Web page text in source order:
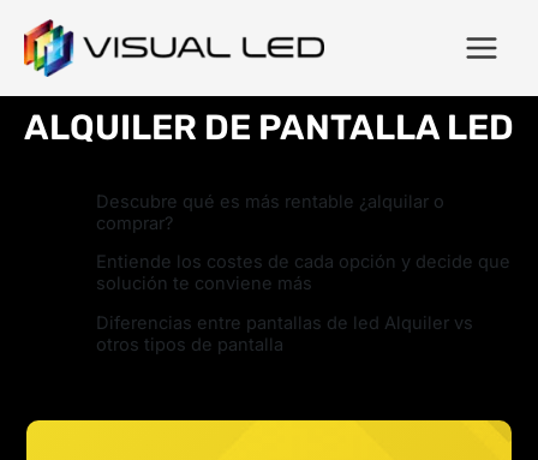
ALQUILER DE PANTALLA LED
Descubre qué es más rentable ¿alquilar o
comprar?
Entiende los costes de cada opción y decide que
solución te conviene más
Diferencias entre pantallas de led Alquiler vs
otros tipos de pantalla